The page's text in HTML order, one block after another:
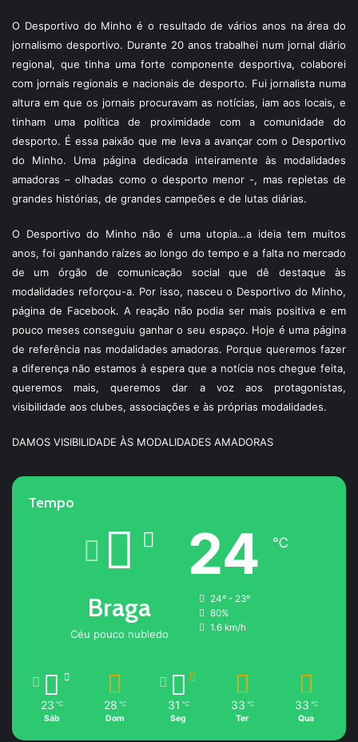
O Desportivo do Minho é o resultado de vários anos na área do
jornalismo desportivo. Durante 20 anos trabalhei num jornal diário
regional, que tinha uma forte componente desportiva, colaborei
com jornais regionais e nacionais de desporto. Fui jornalista numa
altura em que os jornais procuravam as notícias, iam aos locais, e
tinham uma política de proximidade com a comunidade do
desporto. É essa paixão que me leva a avançar com o Desportivo
do Minho. Uma página dedicada inteiramente às modalidades
amadoras – olhadas como o desporto menor -, mas repletas de
grandes histórias, de grandes campeões e de lutas diárias.
O Desportivo do Minho não é uma utopia…a ideia tem muitos
anos, foi ganhando raízes ao longo do tempo e a falta no mercado
de um órgão de comunicação social que dê destaque às
modalidades reforçou-a. Por isso, nasceu o Desportivo do Minho,
página de Facebook. A reação não podia ser mais positiva e em
pouco meses conseguiu ganhar o seu espaço. Hoje é uma página
de referência nas modalidades amadoras. Porque queremos fazer
a diferença não estamos à espera que a notícia nos chegue feita,
queremos mais, queremos dar a voz aos protagonistas,
visibilidade aos clubes, associações e às próprias modalidades.
DAMOS VISIBILIDADE ÀS MODALIDADES AMADORAS
Tempo
Braga
Céu pouco nubledo
24 ℃
24º - 23º
80%
1.6 km/h
23 ℃
Sáb
28 ℃
Dom
31 ℃
Seg
33 ℃
Ter
33 ℃
Qua